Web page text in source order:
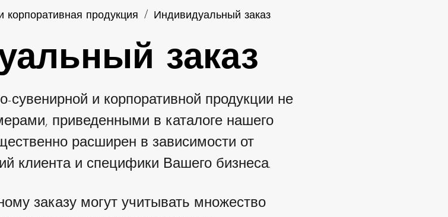
корпоративная продукция / Индивидуальный заказ
заказ
и корпоративной продукции не
приведенными в каталоге нашего
расширен в зависимости от
клиента и специфики Вашего бизнеса.
заказу могут учитывать множество